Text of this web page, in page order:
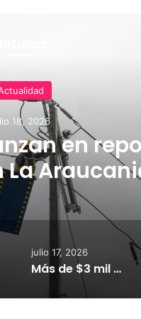
18, 2026
en
La
julio 17, 2026
Más de $3 mil millones fortalecerán infraestructura de alcantarillado en la región